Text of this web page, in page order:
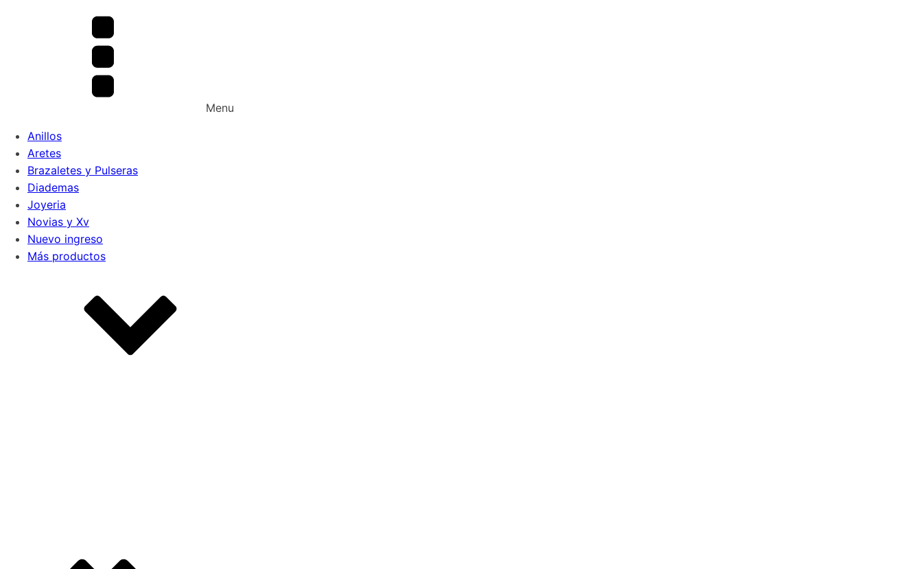
Menu
Anillos
Aretes
Brazaletes y Pulseras
Diademas
Joyeria
Novias y Xv
Nuevo ingreso
Más productos